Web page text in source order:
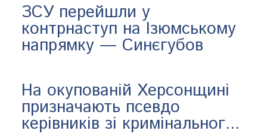
ЗСУ перейшли у
контрнаступ на Ізюмському
напрямку — Синєгубов
На окупованій Херсонщині
призначають псевдо
керівників зі кримінальног...